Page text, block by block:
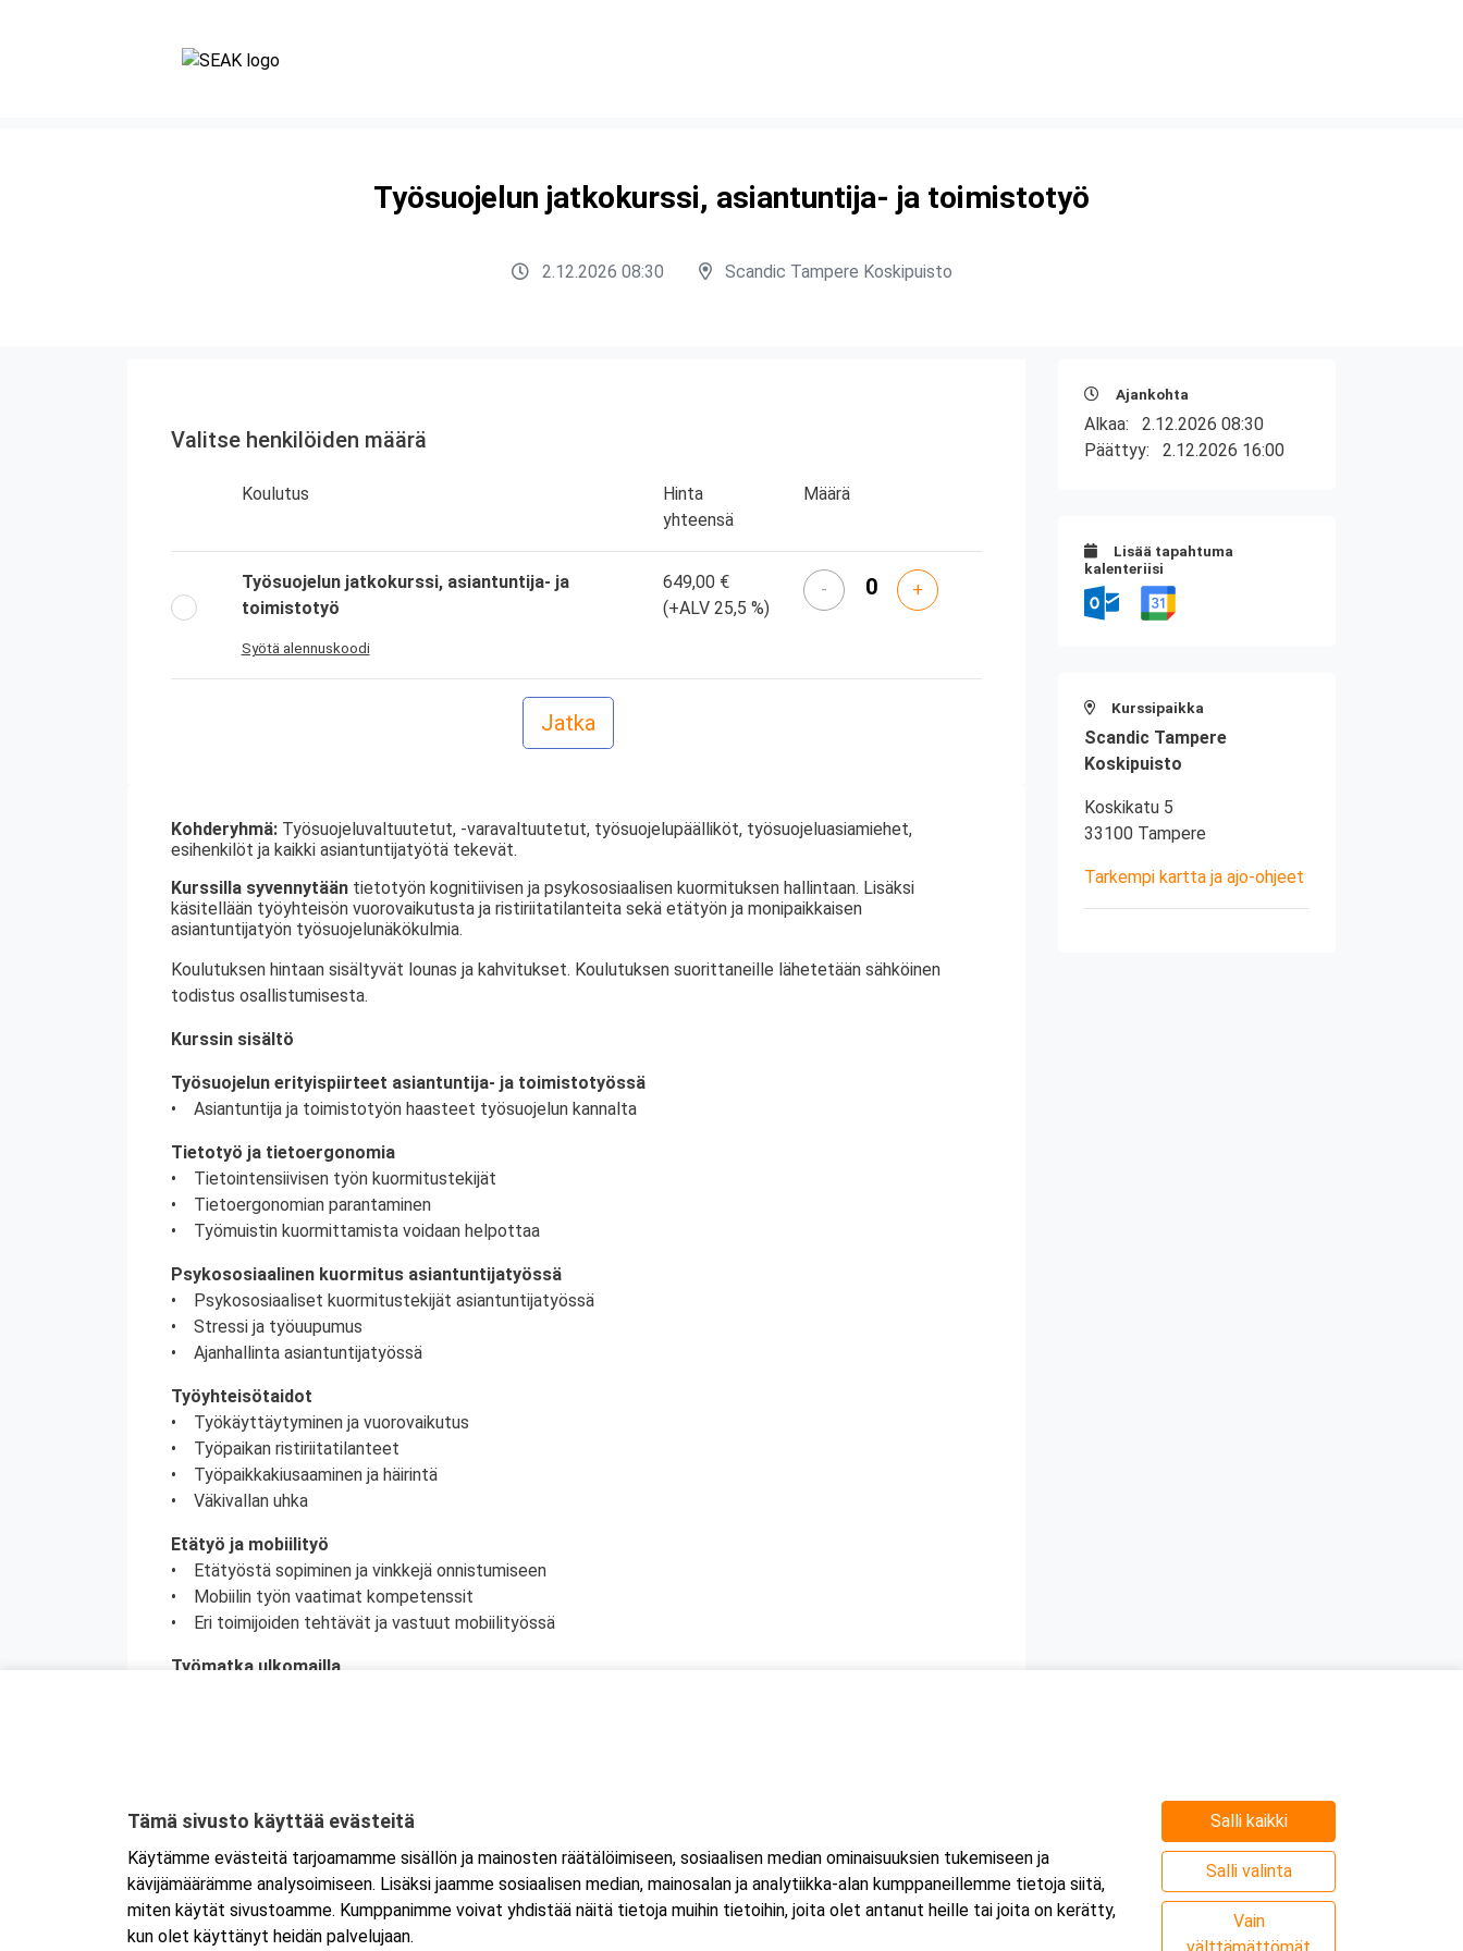
Työsuojelun jatkokurssi, asiantuntija- ja toimistotyö
2.12.2026 08:30 Scandic Tampere Koskipuisto
Valitse henkilöiden määrä
Koulutus
Hinta
yhteensä
Määrä
Työsuojelun jatkokurssi, asiantuntija- ja
toimistotyö
Syötä alennuskoodi
649,00 €
(+ALV 25,5 %)
- +
Kohderyhmä: Työsuojeluvaltuutetut, -varavaltuutetut, työsuojelupäälliköt, työsuojeluasiamiehet,
esihenkilöt ja kaikki asiantuntijatyötä tekevät.
Kurssilla syvennytään tietotyön kognitiivisen ja psykososiaalisen kuormituksen hallintaan. Lisäksi
käsitellään työyhteisön vuorovaikutusta ja ristiriitatilanteita sekä etätyön ja monipaikkaisen
asiantuntijatyön työsuojelunäkökulmia.
Koulutuksen hintaan sisältyvät lounas ja kahvitukset. Koulutuksen suorittaneille lähetetään sähköinen
todistus osallistumisesta.
Kurssin sisältö
Työsuojelun erityispiirteet asiantuntija- ja toimistotyössä
• Asiantuntija ja toimistotyön haasteet työsuojelun kannalta
Tietotyö ja tietoergonomia
• Tietointensiivisen työn kuormitustekijät
• Tietoergonomian parantaminen
• Työmuistin kuormittamista voidaan helpottaa
Psykososiaalinen kuormitus asiantuntijatyössä
• Psykososiaaliset kuormitustekijät asiantuntijatyössä
• Stressi ja työuupumus
• Ajanhallinta asiantuntijatyössä
Työyhteisötaidot
• Työkäyttäytyminen ja vuorovaikutus
• Työpaikan ristiriitatilanteet
• Työpaikkakiusaaminen ja häirintä
• Väkivallan uhka
Etätyö ja mobiilityö
• Etätyöstä sopiminen ja vinkkejä onnistumiseen
• Mobiilin työn vaatimat kompetenssit
• Eri toimijoiden tehtävät ja vastuut mobiilityössä
Työmatka ulkomailla
• Toimiva työyhteisöviestintä
• Sosiaalisen median käyttö työssä
• Somen psykososiaalinen kuormittavuus
Ajankohta
Alkaa: 2.12.2026 08:30
Päättyy: 2.12.2026 16:00
Lisää tapahtuma
kalenteriisi
Kurssipaikka
Scandic Tampere
Koskipuisto
Koskikatu 5
33100 Tampere
Tarkempi kartta ja ajo-ohjeet
Tämä sivusto käyttää evästeitä
Käytämme evästeitä tarjoamamme sisällön ja mainosten räätälöimiseen, sosiaalisen median ominaisuuksien tukemiseen ja
kävijämäärämme analysoimiseen. Lisäksi jaamme sosiaalisen median, mainosalan ja analytiikka-alan kumppaneillemme tietoja siitä,
miten käytät sivustoamme. Kumppanimme voivat yhdistää näitä tietoja muihin tietoihin, joita olet antanut heille tai joita on kerätty,
kun olet käyttänyt heidän palvelujaan.
Salli kaikki
Salli valinta
Vain